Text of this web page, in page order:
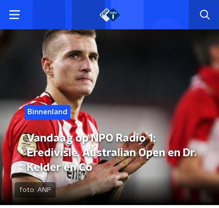
Binnenland
Vandaag op NPO Radio 1:
Eredivisie, Australian Open en Dr.
Kelder en Co
foto: ANP